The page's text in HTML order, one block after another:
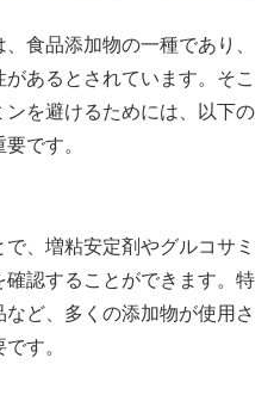
食品添加物の一種であり、
あるとされています。そこ
を避けるためには、以下の
です。
、増粘安定剤やグルコサミ
認することができます。特
ど、多くの添加物が使用さ
す。